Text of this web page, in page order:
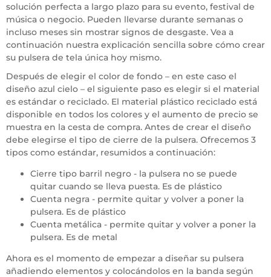
solución perfecta a largo plazo para su evento, festival de
música o negocio. Pueden llevarse durante semanas o
incluso meses sin mostrar signos de desgaste. Vea a
continuación nuestra explicación sencilla sobre cómo crear
su pulsera de tela única hoy mismo.
Después de elegir el color de fondo – en este caso el
diseño azul cielo – el siguiente paso es elegir si el material
es estándar o reciclado. El material plástico reciclado está
disponible en todos los colores y el aumento de precio se
muestra en la cesta de compra. Antes de crear el diseño
debe elegirse el tipo de cierre de la pulsera. Ofrecemos 3
tipos como estándar, resumidos a continuación:
Cierre tipo barril negro - la pulsera no se puede
quitar cuando se lleva puesta. Es de plástico
Cuenta negra - permite quitar y volver a poner la
pulsera. Es de plástico
Cuenta metálica - permite quitar y volver a poner la
pulsera. Es de metal
Ahora es el momento de empezar a diseñar su pulsera
añadiendo elementos y colocándolos en la banda según